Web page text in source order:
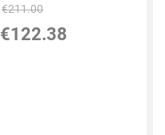
€211.00
€122.38